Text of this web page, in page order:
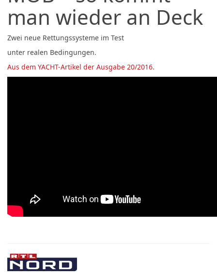
man wieder an Deck
Zwei neue Rettungssysteme im Test
unter realen Bedingungen.
Aus dem YACHT-Artikel der Ausgabe 20/2016.